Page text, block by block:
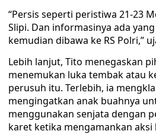
“Persis seperti peristiwa 21-23
Slipi. Dan informasinya ada
kemudian dibawa ke RS Polri,”
Lebih lanjut, Tito menegaskan
menemukan luka tembak atau
perusuh itu. Terlebih, ia
mengingatkan anak buahnya
menggunakan senjata dengan
karet ketika mengamankan aksi